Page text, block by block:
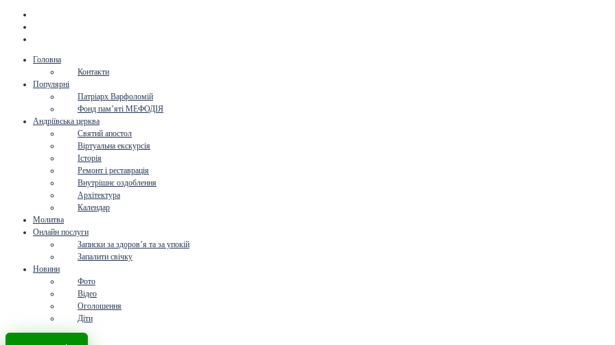
Головна
Контакти
Популярні
Патріарх Варфоломій
Фонд пам’яті МЕФОДІЯ
Андріївська церква
Святий апостол
Віртуальна екскурсія
Історія
Ремонт і реставрація
Внутрішнє оздоблення
Архітектура
Календар
Молитва
Онлайн послуги
Записки за здоров’я та за упокій
Запалити свічку
Новини
Фото
Відео
Оголошення
Діти